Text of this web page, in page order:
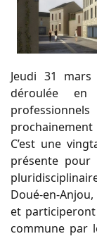
Jeudi 31
déroulée
C’est une
présente
Doué-en-
et
commune par